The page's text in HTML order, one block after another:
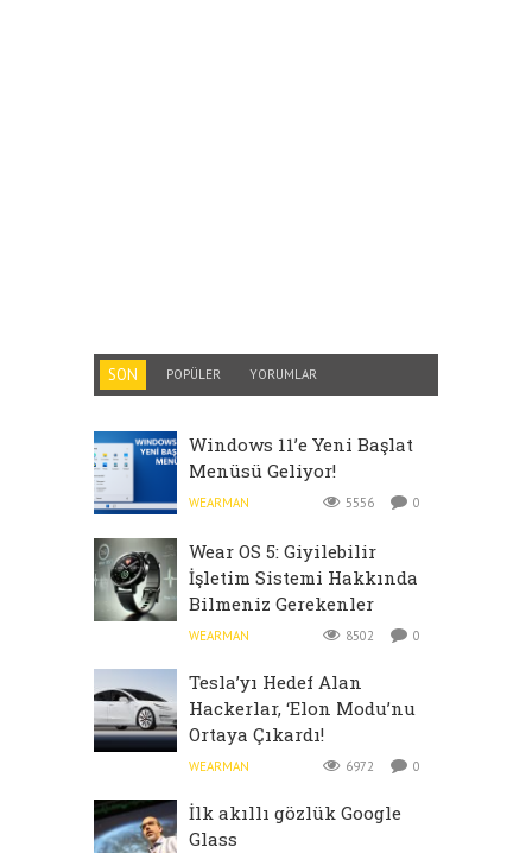
SON POPÜLER YORUMLAR
Windows 11’e Yeni Başlat
Menüsü Geliyor!
WEARMAN 5556 0
Wear OS 5: Giyilebilir
İşletim Sistemi Hakkında
Bilmeniz Gerekenler
WEARMAN 8502 0
Tesla’yı Hedef Alan
Hackerlar, ‘Elon Modu’nu
Ortaya Çıkardı!
WEARMAN 6972 0
İlk akıllı gözlük Google
Glass